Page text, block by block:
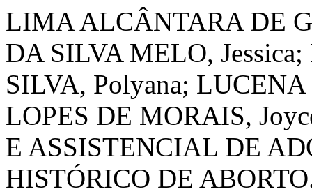
LIMA ALCÂNTARA DE
DA SILVA MELO,
SILVA, Polyana;
LOPES DE MORAIS,
E ASSISTENCIAL DE
HISTÓRICO DE